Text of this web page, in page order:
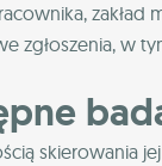
zakład
zgłoszenia, w
skierowania